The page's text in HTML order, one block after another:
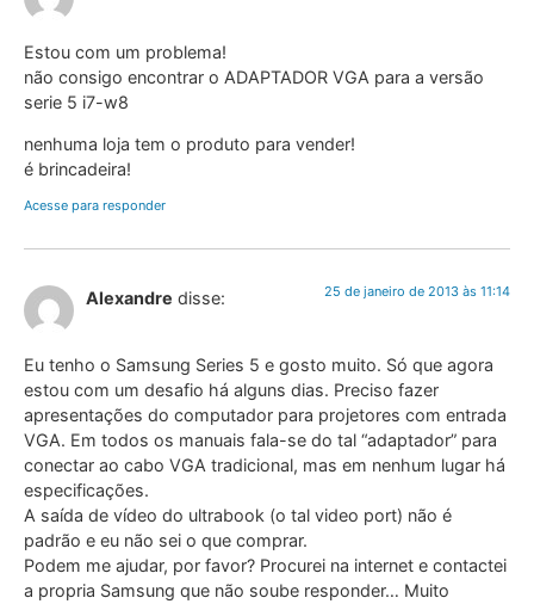
Estou com um problema!
não consigo encontrar o ADAPTADOR VGA para a versão
serie 5 i7-w8
nenhuma loja tem o produto para vender!
é brincadeira!
Acesse para responder
Alexandre disse: 25 de janeiro de 2013 às 11:14
Eu tenho o Samsung Series 5 e gosto muito. Só que agora
estou com um desafio há alguns dias. Preciso fazer
apresentações do computador para projetores com entrada
VGA. Em todos os manuais fala-se do tal “adaptador” para
conectar ao cabo VGA tradicional, mas em nenhum lugar há
especificações.
A saída de vídeo do ultrabook (o tal video port) não é
padrão e eu não sei o que comprar.
Podem me ajudar, por favor? Procurei na internet e contactei
a propria Samsung que não soube responder… Muito